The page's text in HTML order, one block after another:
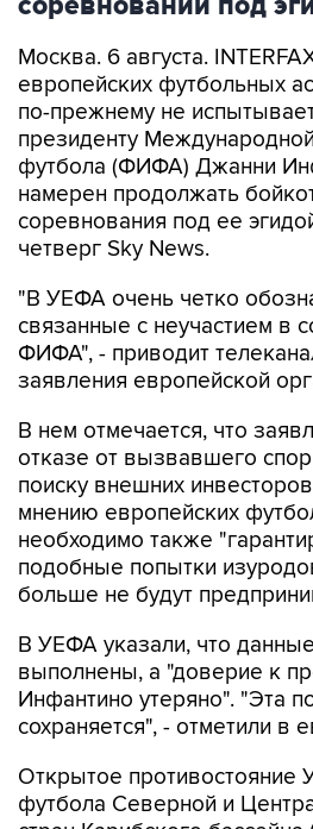
Москва. 6 августа.
европейских футбольных
по-прежнему не
президенту
футбола (ФИФА) Джанни
намерен продолжать
соревнования под ее
четверг Sky News.
"В УЕФА очень четко
связанные с неучастием в
ФИФА", - приводит
заявления европейской
В нем отмечается, что
отказе от вызвавшего
поиску внешних
мнению европейских
необходимо также
подобные попытки
больше не будут
В УЕФА указали, что
выполнены, а "доверие к
Инфантино утеряно". "Эта
сохраняется", - отметили в
Открытое
футбола Северной и